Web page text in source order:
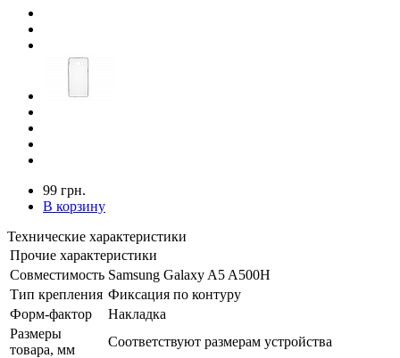
99 грн.
В корзину
Технические характеристики
Прочие характеристики
Совместимость Samsung Galaxy A5 A500H
Тип крепления Фиксация по контуру
Форм-фактор
Накладка
Размеры
товара, мм
Соответствуют размерам устройства